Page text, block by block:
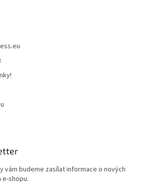
vám budeme zasílat informace o nových
shopu.